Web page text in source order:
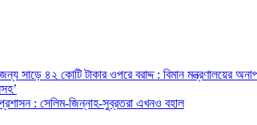
সাড়ে ৪২ কোটি টাকার ওপরে বরাদ্দ : বিমান মন্ত্রণালয়ের
প্রশাসন : সেলিম-জিন্নাহ-সুব্রতরা এখনও বহাল